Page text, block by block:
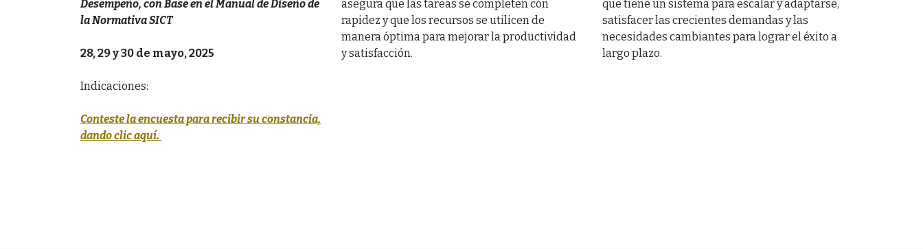
Desempeño, con Base en el Manual de Diseño de
la Normativa SICT
28, 29 y 30 de mayo, 2025
Indicaciones:
Conteste la encuesta para recibir su constancia,
dando clic aquí.
asegura que las tareas se completen con
rapidez y que los recursos se utilicen de
manera óptima para mejorar la productividad
y satisfacción.
que tiene un sistema para escalar y adaptarse,
satisfacer las crecientes demandas y las
necesidades cambiantes para lograr el éxito a
largo plazo.